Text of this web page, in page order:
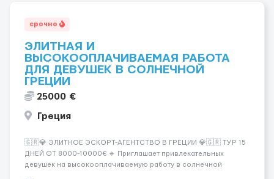
срочно
ЭЛИТНАЯ И
ВЫСОКООПЛАЧИВАЕМАЯ РАБОТА
ДЛЯ ДЕВУШЕК В СОЛНЕЧНОЙ
ГРЕЦИИ
25000 €
Греция
🇬🇷💎 ЭЛИТНОЕ ЭСКОРТ-АГЕНТСТВО В ГРЕЦИИ 💎🇬🇷 ТУР 15
ДНЕЙ ОТ 8000-10000€ 🔹 Приглашает привлекательных
девушек на высокооплачиваемую работу в солнечной